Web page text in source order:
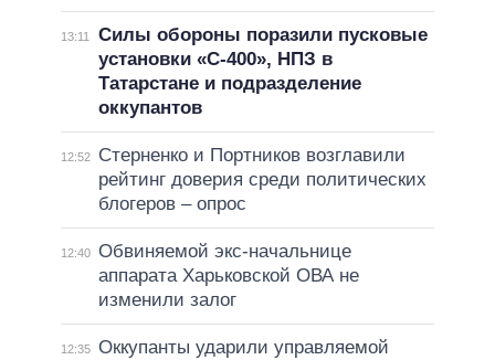
13:11
Силы обороны поразили пусковые
установки «С-400», НПЗ в
Татарстане и подразделение
оккупантов
12:52
Стерненко и Портников возглавили
рейтинг доверия среди политических
блогеров – опрос
12:40 Обвиняемой экс-начальнице
аппарата Харьковской ОВА не
изменили залог
12:35 Оккупанты ударили управляемой